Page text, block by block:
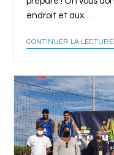
endroit et aux…
CONTINUER LA LECTURE